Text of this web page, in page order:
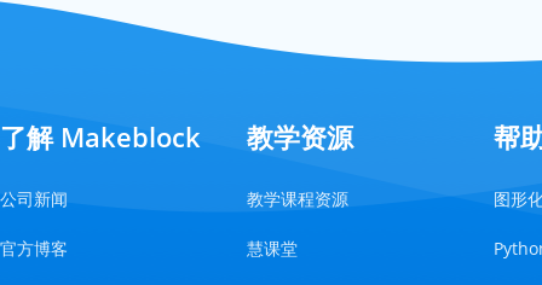
了解 Makeblock
公司新闻
官方博客
教学资源
教学课程资源
慧课堂
帮
图形